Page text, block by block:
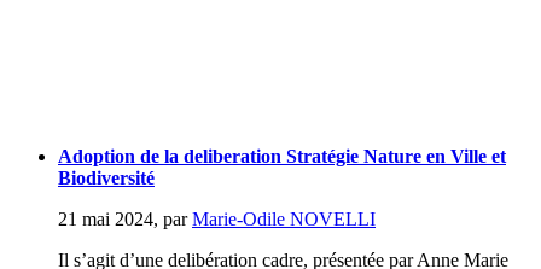
Adoption de la deliberation Stratégie Nature en Ville et
Biodiversité
21 mai 2024, parMarie-Odile NOVELLI
Il s’agit d’une delibération cadre, présentée par Anne Marie